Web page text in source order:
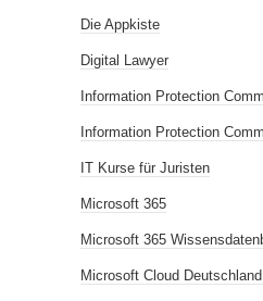
Die Appkiste
Digital Lawyer
Information Protection
Information Protection
IT Kurse für Juristen
Microsoft 365
Microsoft 365
Microsoft Cloud